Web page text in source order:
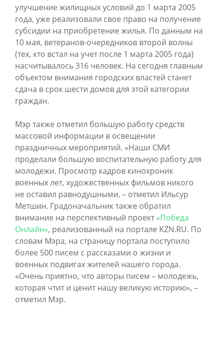
улучшение жилищных условий до 1 марта 2005
года, уже реализовали свое право на получение
субсидии на приобретение жилья. По данным на
10 мая, ветеранов-очередников второй волны
(тех, кто встал на учет после 1 марта 2005 года)
насчитывалось 316 человек. На сегодня главным
объектом внимания городских властей станет
сдача в срок шести домов для этой категории
граждан.
Мэр также отметил большую работу средств
массовой информации в освещении
праздничных мероприятий. «Наши СМИ
проделали большую воспитательную работу для
молодежи. Просмотр кадров кинохроник
военных лет, художественных фильмов никого
не оставил равнодушными, – отметил Ильсур
Метшин. Градоначальник также обратил
внимание на перспективный проект«Победа
Онлайн», реализованный на портале KZN.RU. По
словам Мэра, на страницу портала поступило
более 500 писем с рассказами о жизни и
военных подвигах жителей нашего города.
«Очень приятно, что авторы писем – молодежь,
которая чтит и ценит нашу великую историю», –
отметил Мэр.